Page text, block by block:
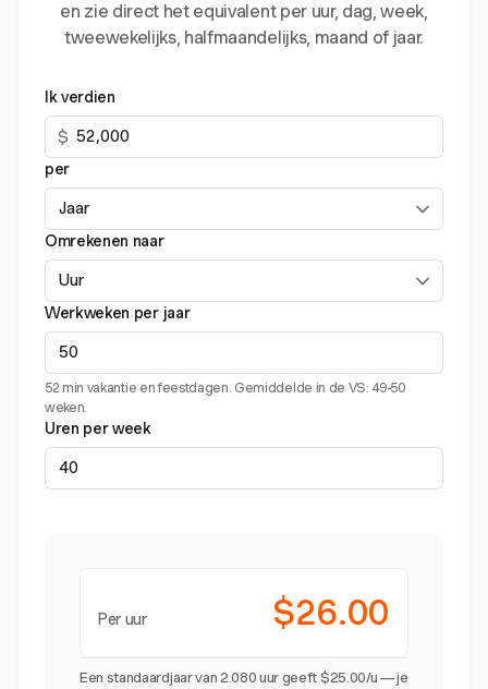
en zie direct het equivalent per uur, dag, week,
tweewekelijks, halfmaandelijks, maand of jaar.
Ik verdien
$
per
Omrekenen naar
Werkweken per jaar
52 min vakantie en feestdagen. Gemiddelde in de VS: 49-50
weken.
Uren per week
Per uur $26.00
Een standaardjaar van 2.080 uur geeft $25.00/u — je